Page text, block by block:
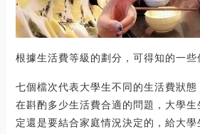
根據生活費等級的劃分，可得知的一些
七個檔次代表大學生不同的生活費狀
在斟酌多少生活費合適的問題，大學
定還是要結合家庭情況決定的，給大